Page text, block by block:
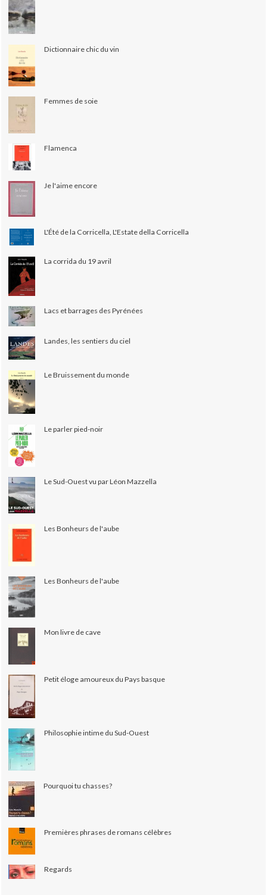
Dictionnaire chic du vin
Femmes de soie
Flamenca
Je l'aime encore
L'Été de la Corricella, L'Estate della Corricella
La corrida du 19 avril
Lacs et barrages des Pyrénées
Landes, les sentiers du ciel
Le Bruissement du monde
Le parler pied-noir
Le Sud-Ouest vu par Léon Mazzella
Les Bonheurs de l'aube
Les Bonheurs de l'aube
Mon livre de cave
Petit éloge amoureux du Pays basque
Philosophie intime du Sud-Ouest
Pourquoi tu chasses?
Premières phrases de romans célèbres
Regards